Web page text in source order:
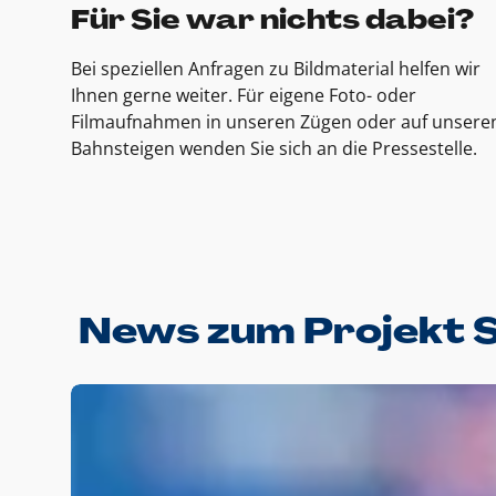
Für Sie war nichts dabei?
Bei speziellen Anfragen zu Bildmaterial helfen wir
Ihnen gerne weiter. Für eigene Foto- oder
Filmaufnahmen in unseren Zügen oder auf
Bahnsteigen wenden Sie sich an die Pressestelle.
News zum Projekt